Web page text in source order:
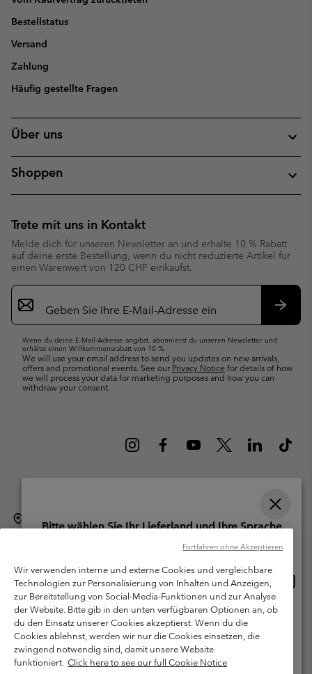
Bestellstatus
Versand
Zahlung
Häufig gestellte Fragen
Über uns
Shoppen
Trete mit uns in Kontakt
Melde dich für unseren Newsletter an und erhalte 10 % Rabatt
auf deine erste Bestellung, wenn du nicht reduzierte Artikel für
einen Warenwert von 120 CHF einkaufst.
Newsletter-
Anmeldung
Wenn du deine E-Mail-Adresse angibst, abonnierst du unseren Newsletter und
erhältst einen Willkommensrabatt von 10 %.
We will use your email address to send you updates on new arrivals,
offers and promotional events. See our Privacy Notice for details of how
we will process your data for marketing purposes and how you can
withdraw your consent.
Columbia Sportswear Company. Avenue des Morgines, 12 1213
Petit-Lancy Switzerland. Alle Rechte vorbehalten.
Nutzungsbedingungen
Allgemeine Verkaufsbedingungen
Garantie
Datenschutzerklärung
Bestimmungen und Bedingungen des Mitglieder Programms
Nutzungsbedingungen Für Nutzergenerierte Inhalte
Impressum
Cookies
Wir verwenden interne und externe Cookies und vergleichbare
Technologien zur Personalisierung von Inhalten und Anzeigen,
zur Bereitstellung von Social-Media-Funktionen und zur Analyse
der Website. Bitte gib in den unten verfügbaren Optionen an, ob
du den Einsatz unserer Cookies akzeptierst. Wenn du die
Cookies ablehnst, werden wir nur die Cookies einsetzen, die
zwingend notwendig sind, damit unsere Website
funktioniert. Click here to see our full Cookie Notice
Fortfahren ohne Akzeptieren
Bitte wählen Sie Ihr Lieferland und Ihre Sprache
Online-Einkauf verfügbar
United States
Switzerland-English
Switzerland-Deutsch